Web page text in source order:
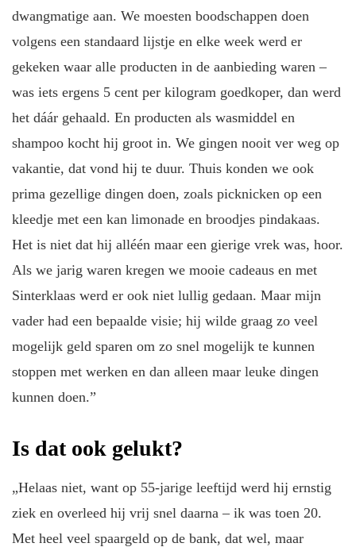
dwangmatige aan. We moesten boodschappen doen
volgens een standaard lijstje en elke week werd er
gekeken waar alle producten in de aanbieding waren –
was iets ergens 5 cent per kilogram goedkoper, dan werd
het dáár gehaald. En producten als wasmiddel en
shampoo kocht hij groot in. We gingen nooit ver weg op
vakantie, dat vond hij te duur. Thuis konden we ook
prima gezellige dingen doen, zoals picknicken op een
kleedje met een kan limonade en broodjes pindakaas.
Het is niet dat hij alléén maar een gierige vrek was, hoor.
Als we jarig waren kregen we mooie cadeaus en met
Sinterklaas werd er ook niet lullig gedaan. Maar mijn
vader had een bepaalde visie; hij wilde graag zo veel
mogelijk geld sparen om zo snel mogelijk te kunnen
stoppen met werken en dan alleen maar leuke dingen
kunnen doen.”
Is dat ook gelukt?
„Helaas niet, want op 55-jarige leeftijd werd hij ernstig
ziek en overleed hij vrij snel daarna – ik was toen 20.
Met heel veel spaargeld op de bank, dat wel, maar